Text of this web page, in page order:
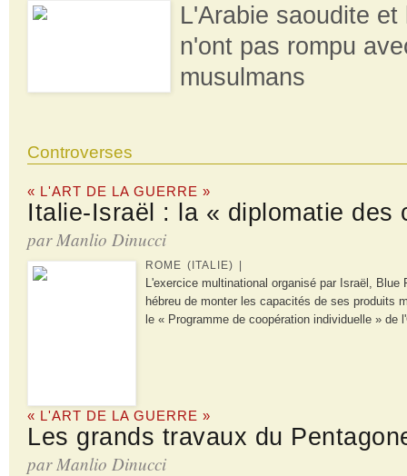
L'Arabie saoudite et
n'ont pas rompu
musulmans
Controverses
« L'ART DE LA GUERRE »
Italie-Israël : la « diplomatie des
par Manlio Dinucci
ROME (ITALIE) |
L'exercice multinational organisé par Israël,
hébreu de monter les capacités de ses produits
le « Programme de coopération individuelle » de
« L'ART DE LA GUERRE »
Les grands travaux du
par Manlio Dinucci